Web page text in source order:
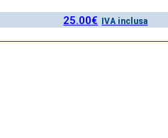
25.00€ IVA inclusa